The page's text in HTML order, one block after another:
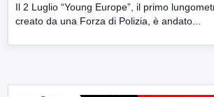
Il 2 Luglio “Young Europe”, il primo
creato da una Forza di Polizia, è andato...